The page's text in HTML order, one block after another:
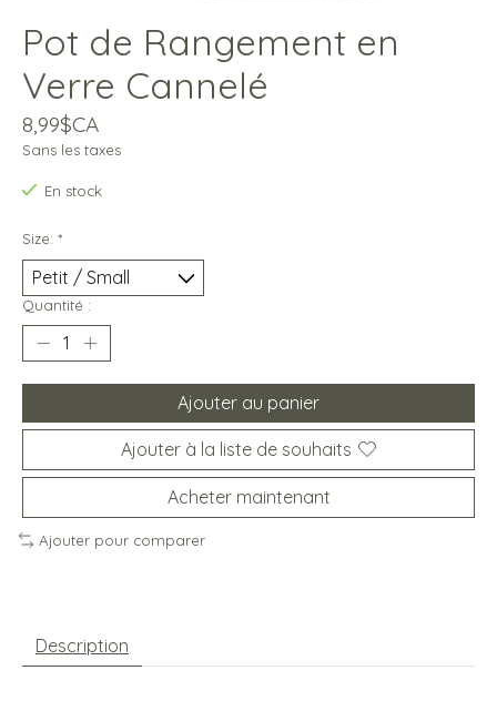
Pot de Rangement en
Verre Cannelé
8,99$CA
Sans les taxes
En stock
Size: *
Quantité :
Ajouter au panier
Ajouter à la liste de souhaits
Acheter maintenant
Ajouter pour comparer
Description